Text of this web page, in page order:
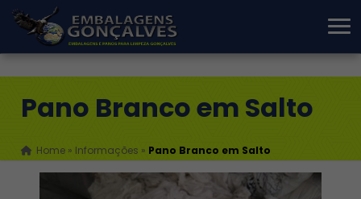
Pano Branco em Salto
Home » Informações » Pano Branco em Salto